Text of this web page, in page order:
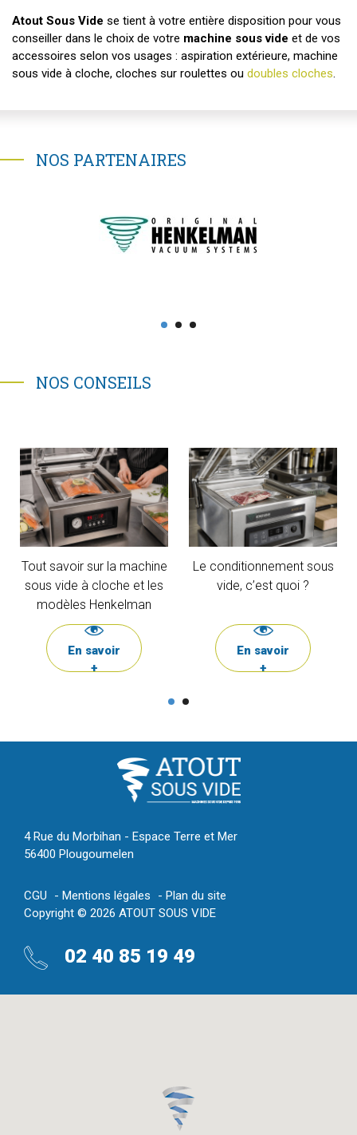
Atout Sous Vide se tient à votre entière disposition pour vous
conseiller dans le choix de votre machine sous vide et de vos
accessoires selon vos usages : aspiration extérieure, machine
sous vide à cloche, cloches sur roulettes ou doubles cloches.
NOS PARTENAIRES
NOS CONSEILS
Tout savoir sur la machine
sous vide à cloche et les
modèles Henkelman
En savoir
+
Le conditionnement sous
vide, c’est quoi ?
En savoir
+
4 Rue du Morbihan - Espace Terre et Mer
56400 Plougoumelen
CGU Mentions légales
Plan du site
Copyright © 2026 ATOUT SOUS VIDE
02 40 85 19 49